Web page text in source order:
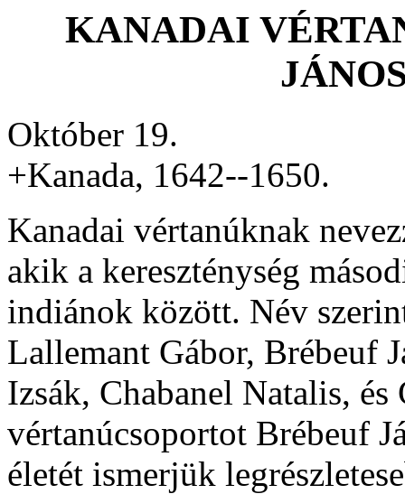
KANADAI
Október 19.
+Kanada, 1642--1650.
Kanadai vértanúknak
akik a kereszténység
indiánok között. Név
Lallemant Gábor, Brébeuf
Izsák, Chabanel Natalis,
vértanúcsoportot Brébeuf
életét ismerjük